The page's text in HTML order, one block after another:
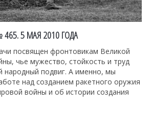
5 МАЯ 2010 ГОДА
посвящен фронтовикам Великой
чье мужество, стойкость и труд
народный подвиг. А именно, мы
над созданием ракетного оружия
войны и об истории создания